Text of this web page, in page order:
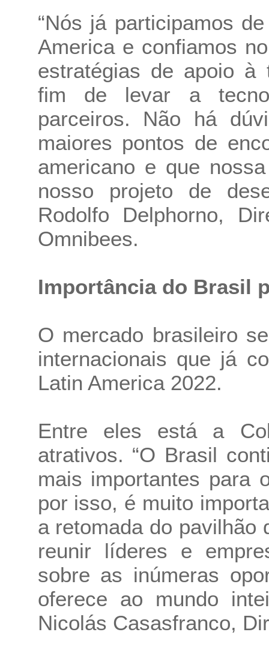
“Nós já participamos
America e confiamos
estratégias de apoio à
fim de levar a
parceiros. Não há
maiores pontos de
americano e que
nosso projeto de
Rodolfo Delphorno,
Omnibees.
Importância do Brasil
O mercado brasileiro
internacionais que já
Latin America 2022.
Entre eles está a
atrativos. “O Brasil
mais importantes para
por isso, é muito
a retomada do pavilhão
reunir líderes e
sobre as inúmeras
oferece ao mundo
Nicolás Casasfranco,